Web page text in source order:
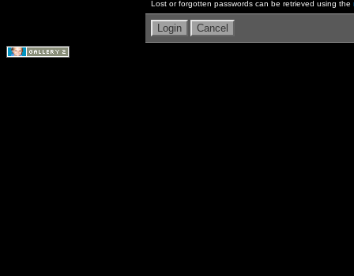
Lost or forgotten passwords can be retrieved using the